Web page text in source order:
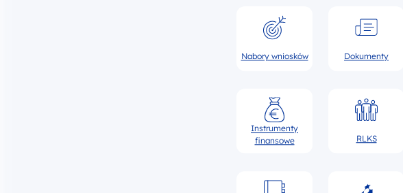
Nabory wniosków Dokumenty
Instrumenty
finansowe
RLKS